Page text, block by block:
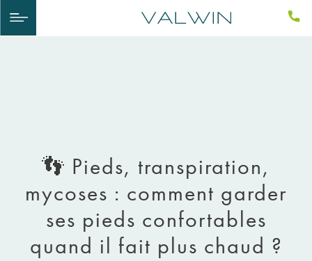
👣 Pieds, transpiration,
mycoses : comment garder
ses pieds confortables
quand il fait plus chaud ?